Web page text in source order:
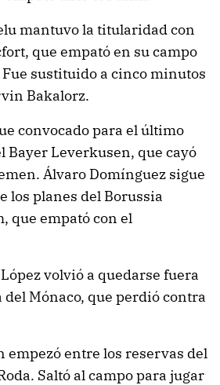
mantuvo la titularidad con
que empató en su campo
sustituido a cinco minutos
Bakalorz.
convocado para el último
Bayer Leverkusen, que cayó
Álvaro Domínguez sigue
los planes del Borussia
que empató con el
volvió a quedarse fuera
del Mónaco, que perdió contra
empezó entre los reservas del
Saltó al campo para jugar